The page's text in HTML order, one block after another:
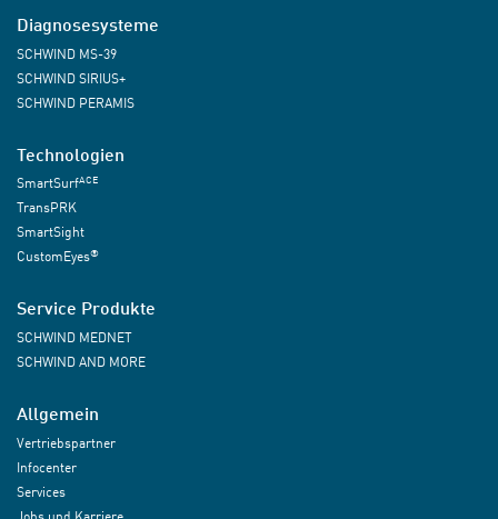
Diagnosesysteme
SCHWIND MS-39
SCHWIND SIRIUS+
SCHWIND PERAMIS
Technologien
SmartSurfACE
TransPRK
SmartSight
CustomEyes®
Service Produkte
SCHWIND MEDNET
SCHWIND AND MORE
Allgemein
Vertriebspartner
Infocenter
Services